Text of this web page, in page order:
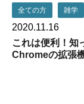
全ての方 雑学
2020.11.16
これは便利！知
Chromeの拡張